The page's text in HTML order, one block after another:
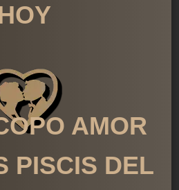
AMOR
PISCIS DEL